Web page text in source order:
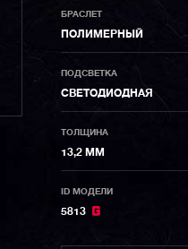
БРАСЛЕТ
ПОЛИМЕРНЫЙ
ПОДСВЕТКА
СВЕТОДИОДНАЯ
ТОЛЩИНА
13,2 ММ
ID МОДЕЛИ
5813